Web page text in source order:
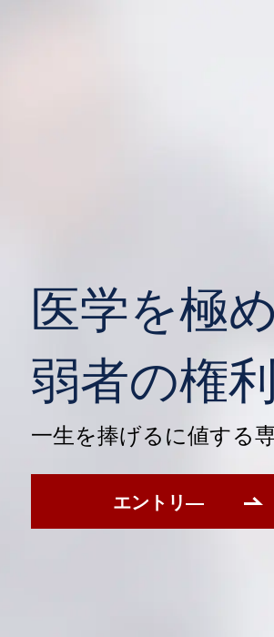
医学を極め
弱者の権
一生を捧げるに値する
エントリ―